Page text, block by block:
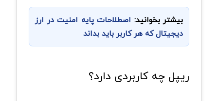
بیشتر بخوانید: اصطلاحات پایه امنیت در ارز
دیجیتال که هر کاربر باید بداند
ریپل چه کاربردی دارد؟